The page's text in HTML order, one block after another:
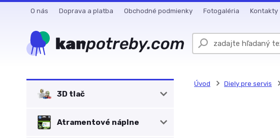
O nás Doprava a platba Obchodné podmienky Fotogaléria Kontakty
3D tlač
Atramentové náplne
Úvod Diely pre servis